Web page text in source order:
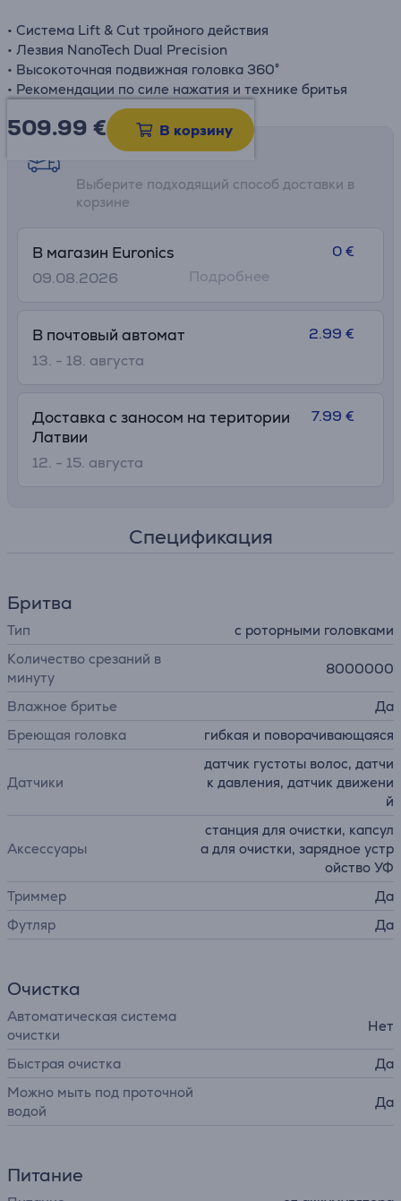
• Система Lift & Cut тройного действия
• Лезвия NanoTech Dual Precision
• Высокоточная подвижная головка 360°
• Рекомендации по силе нажатия и технике бритья
509.99 € В корзину
Возможности доставки
Выберите подходящий способ доставки в
корзине
В магазин Euronics
09.08.2026
0 €
Подробнее
В почтовый автомат
13. - 18. августа
2.99 €
Доставка с заносом на територии
Латвии
12. - 15. августа
7.99 €
Спецификация
Бритва
Тип
с роторными головками
Количество срезаний в
минуту
8000000
Влажное бритье
Да
Бреющая головка
гибкая и поворачивающаяся
Датчики
датчик густоты волос, датчи
к давления, датчик движени
й
Аксессуары
станция для очистки, капсул
а для очистки, зарядное устр
ойство УФ
Триммер
Да
Футляр
Да
Очистка
Автоматическая система
очистки
Нет
Быстрая очистка
Да
Можно мыть под проточной
водой
Да
Питание